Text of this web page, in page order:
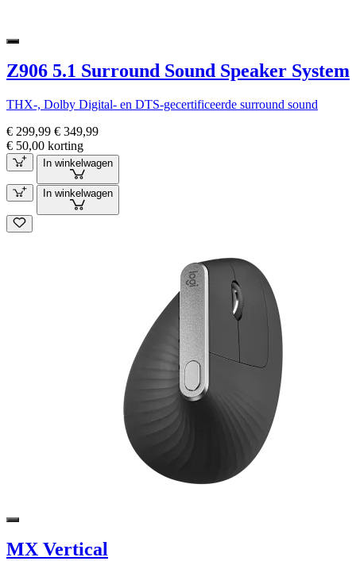
Z906 5.1 Surround Sound Speaker System
THX-, Dolby Digital- en DTS-gecertificeerde surround sound
€ 299,99 € 349,99
€ 50,00 korting
In winkelwagen
In winkelwagen
MX Vertical